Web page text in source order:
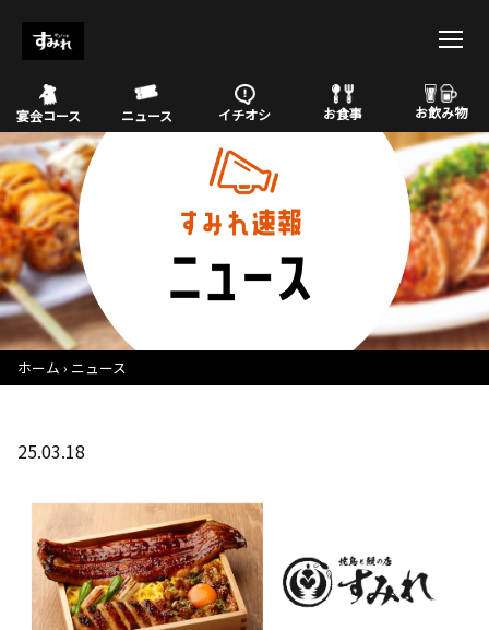
宴会コース ニュース イチオシ お食事 お飲み物
ホーム ニュース
25.03.18